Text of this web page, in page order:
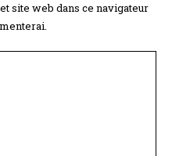
site web dans ce navigateur